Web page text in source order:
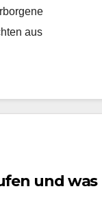
aus
und was